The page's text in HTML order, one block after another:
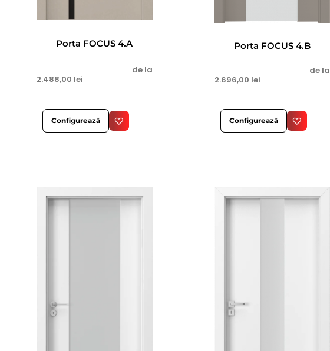
Porta FOCUS 4.A
de la
2.488,00 lei
Configurează
Porta FOCUS 4.B
de la
2.696,00 lei
Configurează